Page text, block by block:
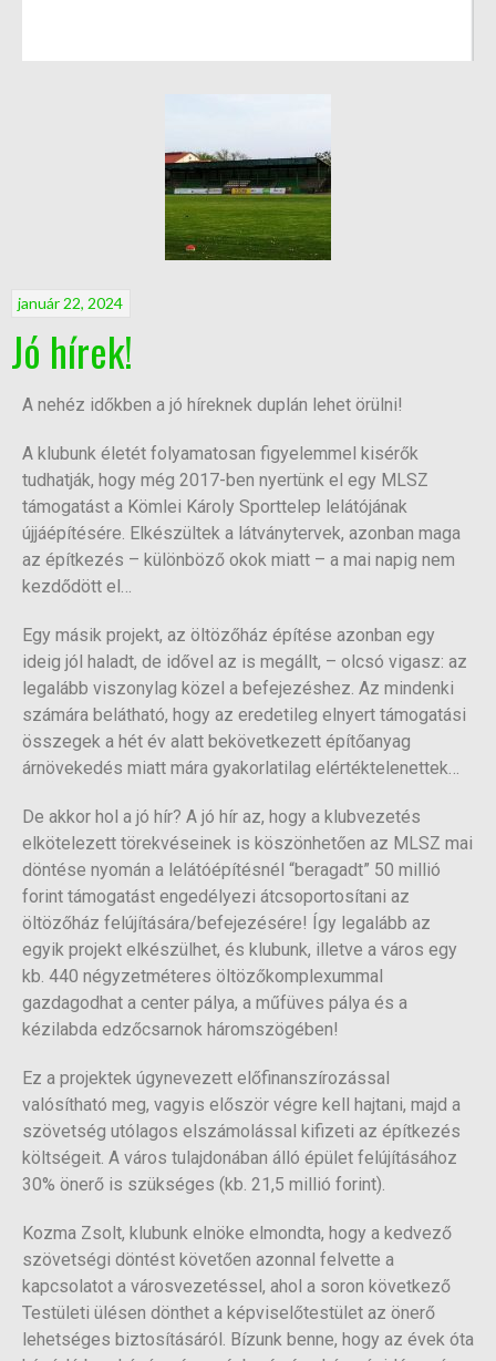
január 22, 2024
Jó hírek!
A nehéz időkben a jó híreknek duplán lehet örülni!
A klubunk életét folyamatosan figyelemmel kisérők
tudhatják, hogy még 2017-ben nyertünk el egy MLSZ
támogatást a Kömlei Károly Sporttelep lelátójának
újjáépítésére. Elkészültek a látványtervek, azonban maga
az építkezés – különböző okok miatt – a mai napig nem
kezdődött el…
Egy másik projekt, az öltözőház építése azonban egy
ideig jól haladt, de idővel az is megállt, – olcsó vigasz: az
legalább viszonylag közel a befejezéshez. Az mindenki
számára belátható, hogy az eredetileg elnyert támogatási
összegek a hét év alatt bekövetkezett építőanyag
árnövekedés miatt mára gyakorlatilag elértéktelenettek…
De akkor hol a jó hír? A jó hír az, hogy a klubvezetés
elkötelezett törekvéseinek is köszönhetően az MLSZ mai
döntése nyomán a lelátóépítésnél “beragadt” 50 millió
forint támogatást engedélyezi átcsoportosítani az
öltözőház felújítására/befejezésére! Így legalább az
egyik projekt elkészülhet, és klubunk, illetve a város egy
kb. 440 négyzetméteres öltözőkomplexummal
gazdagodhat a center pálya, a műfüves pálya és a
kézilabda edzőcsarnok háromszögében!
Ez a projektek úgynevezett előfinanszírozással
valósítható meg, vagyis először végre kell hajtani, majd a
szövetség utólagos elszámolással kifizeti az építkezés
költségeit. A város tulajdonában álló épület felújításához
30% önerő is szükséges (kb. 21,5 millió forint).
Kozma Zsolt, klubunk elnöke elmondta, hogy a kedvező
szövetségi döntést követően azonnal felvette a
kapcsolatot a városvezetéssel, ahol a soron következő
Testületi ülésen dönthet a képviselőtestület az önerő
lehetséges biztosításáról. Bízunk benne, hogy az évek óta